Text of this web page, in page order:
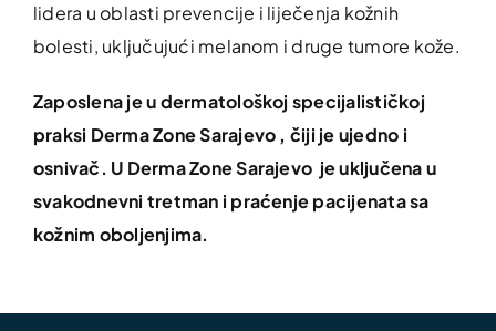
lidera u oblasti prevencije i liječenja kožnih
bolesti, uključujući melanom i druge tumore kože.
Zaposlena je u dermatološkoj specijalističkoj
praksi Derma Zone Sarajevo , čiji je ujedno i
osnivač. U Derma Zone Sarajevo je uključena u
svakodnevni tretman i praćenje pacijenata sa
kožnim oboljenjima.